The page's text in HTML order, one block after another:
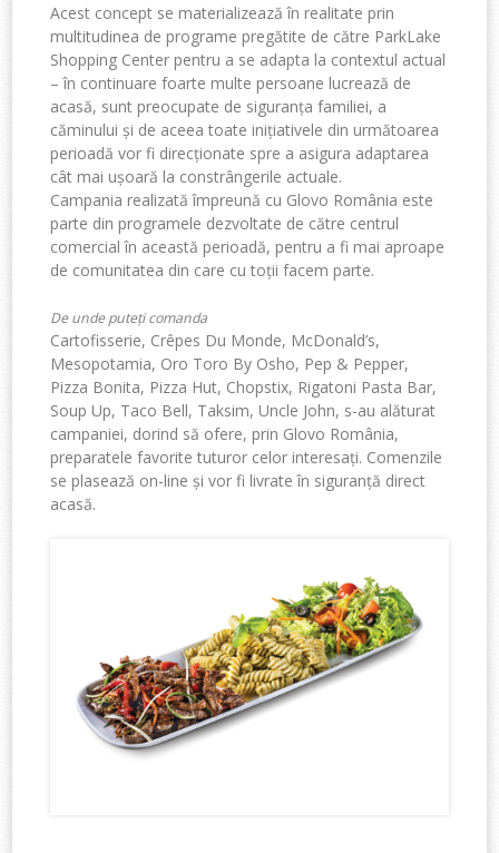
Acest concept se materializează în realitate prin
multitudinea de programe pregătite de către ParkLake
Shopping Center pentru a se adapta la contextul actual
– în continuare foarte multe persoane lucrează de
acasă, sunt preocupate de siguranța familiei, a
căminului și de aceea toate inițiativele din următoarea
perioadă vor fi direcționate spre a asigura adaptarea
cât mai ușoară la constrângerile actuale.
Campania realizată împreună cu Glovo România este
parte din programele dezvoltate de către centrul
comercial în această perioadă, pentru a fi mai aproape
de comunitatea din care cu toții facem parte.
De unde puteți comanda
Cartofisserie, Crêpes Du Monde, McDonald’s,
Mesopotamia, Oro Toro By Osho, Pep & Pepper,
Pizza Bonita, Pizza Hut, Chopstix, Rigatoni Pasta Bar,
Soup Up, Taco Bell, Taksim, Uncle John, s-au alăturat
campaniei, dorind să ofere, prin Glovo România,
preparatele favorite tuturor celor interesați. Comenzile
se plasează on-line și vor fi livrate în siguranță direct
acasă.